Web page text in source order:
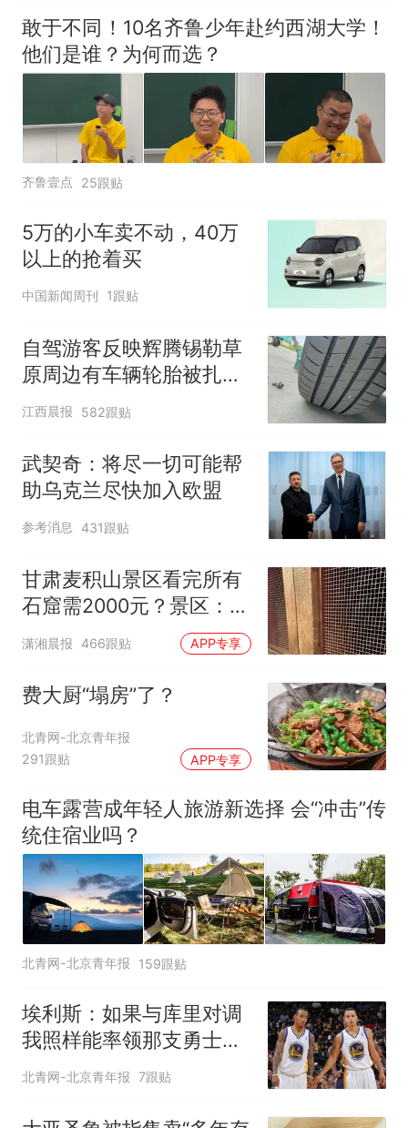
敢于不同！10名齐鲁少年赴约西湖大学！
他们是谁？为何而选？
齐鲁壹点 25跟贴
5万的小车卖不动，40万
以上的抢着买
中国新闻周刊 1跟贴
自驾游客反映辉腾锡勒草
原周边有车辆轮胎被扎，
修理店铺换胎价格高达千
元，官方发布情况通报
江西晨报 582跟贴
武契奇：将尽一切可能帮
助乌克兰尽快加入欧盟
参考消息 431跟贴
甘肃麦积山景区看完所有
石窟需2000元？景区：部
分石窟受特别保护，游客
潇湘晨报 466跟贴 APP专享
费大厨“塌房”了？
北青网-北京青年报
291跟贴
APP专享
电车露营成年轻人旅游新选择 会“冲击”传
统住宿业吗？
北青网-北京青年报 159跟贴
埃利斯：如果与库里对调
我照样能率领那支勇士取
得现在的成就
北青网-北京青年报 7跟贴